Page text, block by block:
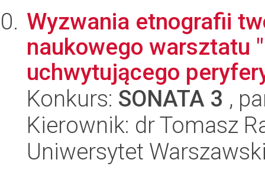
Wyzwania etnografii
naukowego warsztatu
uchwytującego
Konkurs: SONATA 3 ,
Kierownik: dr Tomasz
Uniwersytet